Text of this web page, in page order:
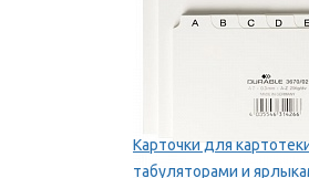
Карточки для
табуляторами и